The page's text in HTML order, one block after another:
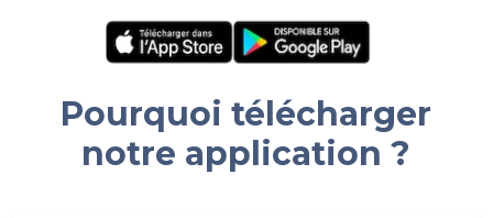
Pourquoi télécharger
notre application ?